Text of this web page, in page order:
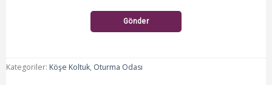
Gönder
Kategoriler: Köşe Koltuk, Oturma Odası